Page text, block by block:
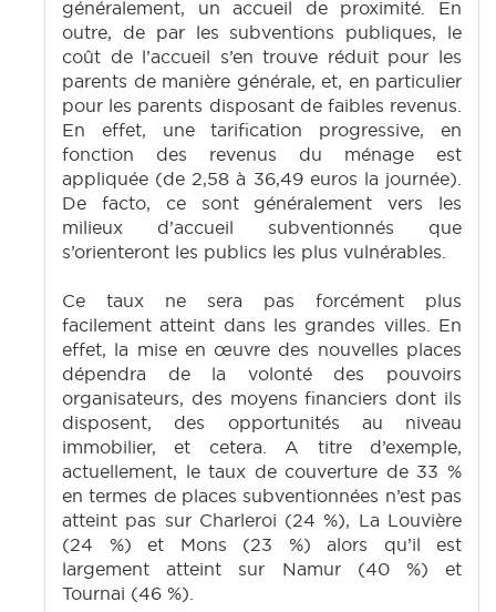
généralement, un accueil de proximité. En
outre, de par les subventions publiques, le
coût de l’accueil s’en trouve réduit pour les
parents de manière générale, et, en particulier
pour les parents disposant de faibles revenus.
En effet, une tarification progressive, en
fonction des revenus du ménage est
appliquée (de 2,58 à 36,49 euros la journée).
De facto, ce sont généralement vers les
milieux d’accueil subventionnés que
s’orienteront les publics les plus vulnérables.
Ce taux ne sera pas forcément plus
facilement atteint dans les grandes villes. En
effet, la mise en œuvre des nouvelles places
dépendra de la volonté des pouvoirs
organisateurs, des moyens financiers dont ils
disposent, des opportunités au niveau
immobilier, et cetera. A titre d’exemple,
actuellement, le taux de couverture de 33 %
en termes de places subventionnées n’est pas
atteint pas sur Charleroi (24 %), La Louvière
(24 %) et Mons (23 %) alors qu’il est
largement atteint sur Namur (40 %) et
Tournai (46 %).